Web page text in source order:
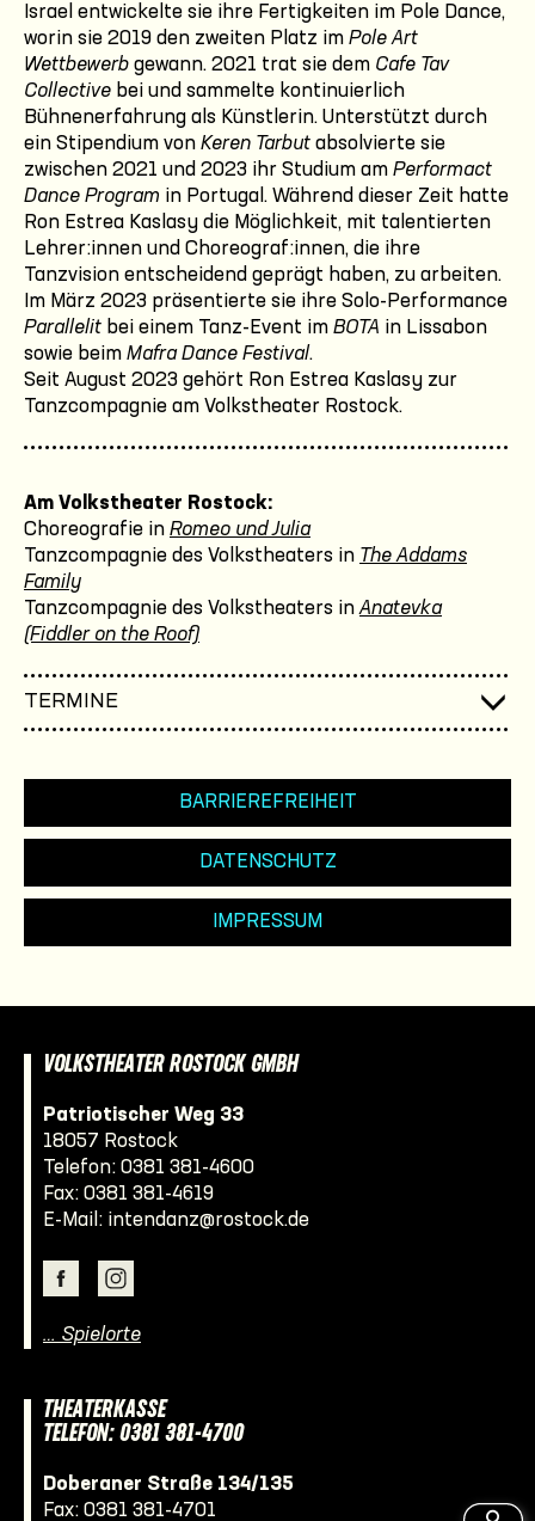
Israel entwickelte sie ihre Fertigkeiten im Pole Dance,
worin sie 2019 den zweiten Platz im Pole Art
Wettbewerb gewann. 2021 trat sie dem Cafe Tav
Collective bei und sammelte kontinuierlich
Bühnenerfahrung als Künstlerin. Unterstützt durch
ein Stipendium von Keren Tarbut absolvierte sie
zwischen 2021 und 2023 ihr Studium am Performact
Dance Program in Portugal. Während dieser Zeit hatte
Ron Estrea Kaslasy die Möglichkeit, mit talentierten
Lehrer:innen und Choreograf:innen, die ihre
Tanzvision entscheidend geprägt haben, zu arbeiten.
Im März 2023 präsentierte sie ihre Solo-Performance
Parallelit bei einem Tanz-Event im BOTA in Lissabon
sowie beim Mafra Dance Festival.
Seit August 2023 gehört Ron Estrea Kaslasy zur
Tanzcompagnie am Volkstheater Rostock.
Am Volkstheater Rostock:
Choreografie in Romeo und Julia
Tanzcompagnie des Volkstheaters in The Addams
Family
Tanzcompagnie des Volkstheaters in Anatevka
(Fiddler on the Roof)
TERMINE
BARRIEREFREIHEIT
DATENSCHUTZ
IMPRESSUM
VOLKSTHEATER ROSTOCK GMBH
Patriotischer Weg 33
18057 Rostock
Telefon: 0381 381-4600
Fax: 0381 381-4619
E-Mail: intendanz@rostock.de
… Spielorte
THEATERKASSE
TELEFON: 0381 381-4700
Doberaner Straße 134/135
Fax: 0381 381-4701